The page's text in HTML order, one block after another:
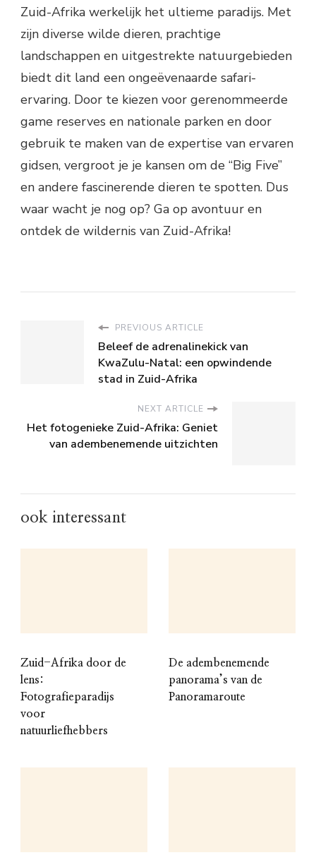
Zuid-Afrika werkelijk het ultieme paradijs. Met
zijn diverse wilde dieren, prachtige
landschappen en uitgestrekte natuurgebieden
biedt dit land een ongeëvenaarde safari-
ervaring. Door te kiezen voor gerenommeerde
game reserves en nationale parken en door
gebruik te maken van de expertise van ervaren
gidsen, vergroot je je kansen om de “Big Five”
en andere fascinerende dieren te spotten. Dus
waar wacht je nog op? Ga op avontuur en
ontdek de wildernis van Zuid-Afrika!
PREVIOUS ARTICLE
Beleef de adrenalinekick van
KwaZulu-Natal: een opwindende
stad in Zuid-Afrika
NEXT ARTICLE
Het fotogenieke Zuid-Afrika: Geniet
van adembenemende uitzichten
ook interessant
Zuid-Afrika door de
lens:
Fotografieparadijs
voor
natuurliefhebbers
De adembenemende
panorama’s van de
Panoramaroute